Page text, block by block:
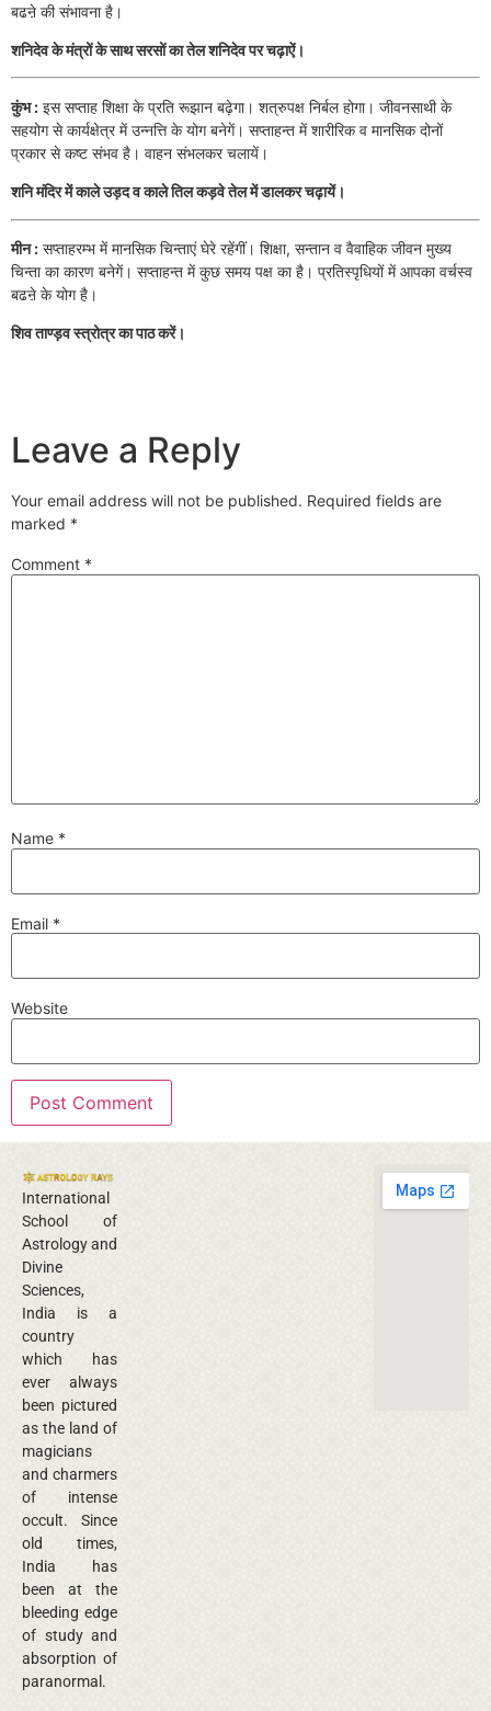
बढऩे की संभावना है।
शनिदेव के मंत्रों के साथ सरसों का तेल शनिदेव पर चढ़ाऐं।
कुंभ : इस सप्ताह शिक्षा के प्रति रूझान बढ़ेगा। शत्रुपक्ष निर्बल होगा। जीवनसाथी के
सहयोग से कार्यक्षेत्र में उन्नत्ति के योग बनेगें। सप्ताहन्त में शारीरिक व मानसिक दोनों
प्रकार से कष्ट संभव है। वाहन संभलकर चलायें।
शनि मंदिर में काले उड़द व काले तिल कड़वे तेल में डालकर चढ़ायें।
मीन : सप्ताहरम्भ में मानसिक चिन्ताएं घेरे रहेंगीं। शिक्षा, सन्तान व वैवाहिक जीवन मुख्य
चिन्ता का कारण बनेगें। सप्ताहन्त में कुछ समय पक्ष का है। प्रतिस्पृधियों में आपका वर्चस्व
बढऩे के योग है।
शिव ताण्ड़व स्त्रोत्र का पाठ करें।
Leave a Reply
Your email address will not be published. Required fields are
marked *
Comment *
Name *
Email *
Website
International
School of
Astrology and
Divine
Sciences,
India is a
country
which has
ever always
been pictured
as the land of
magicians
and charmers
of intense
occult. Since
old times,
India has
been at the
bleeding edge
of study and
absorption of
paranormal.